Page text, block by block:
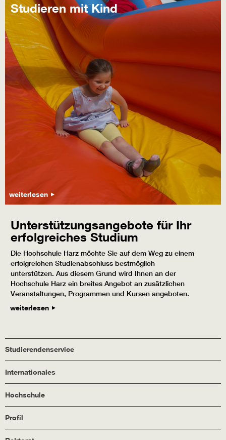
Studieren mit Kind
weiterlesen
Unterstützungsangebote für Ihr
erfolgreiches Studium
Die Hochschule Harz möchte Sie auf dem Weg zu einem
erfolgreichen Studienabschluss bestmöglich
unterstützen. Aus diesem Grund wird Ihnen an der
Hochschule Harz ein breites Angebot an zusätzlichen
Veranstaltungen, Programmen und Kursen angeboten.
weiterlesen
Studierendenservice
Internationales
Hochschule
Profil